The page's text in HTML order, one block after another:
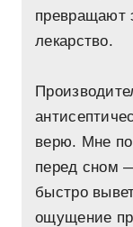
превращают
лекарство.
верю. Мне
перед сном
быстро
ощущение